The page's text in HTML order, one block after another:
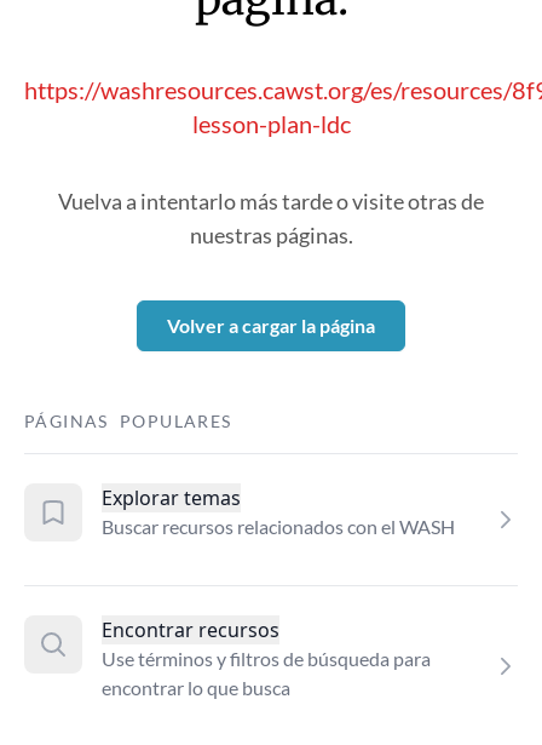
https://washresources.cawst.org/es/resources/
lesson-plan-ldc
Vuelva a intentarlo más tarde o visite otras de
nuestras páginas.
Volver a cargar la página
PÁGINAS POPULARES
Explorar temas
Buscar recursos relacionados con el WASH
Encontrar recursos
Use términos y filtros de búsqueda para
encontrar lo que busca